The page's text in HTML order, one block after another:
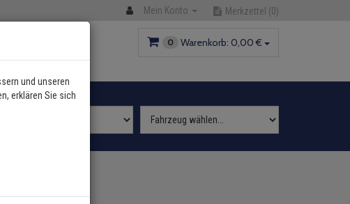
Mein Konto Merkzettel (0)
0 Warenkorb: 0,00 €
und unseren
erklären Sie sich